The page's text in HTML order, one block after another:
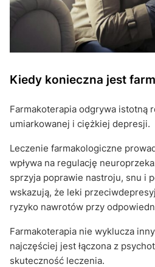
Kiedy konieczna jest
Farmakoterapia odgrywa istotną
umiarkowanej i ciężkiej depresji.
Leczenie farmakologiczne
wpływa na regulację
sprzyja poprawie nastroju, snu i
wskazują, że leki
ryzyko nawrotów przy
Farmakoterapia nie wyklucza
najczęściej jest łączona z
skuteczność leczenia.